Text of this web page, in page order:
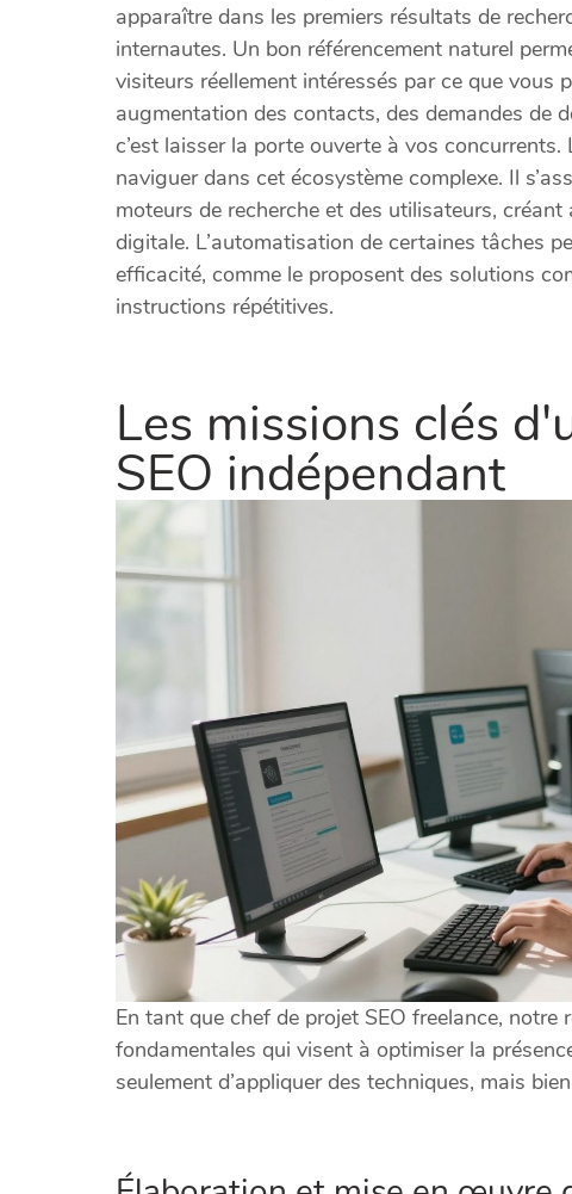
apparaître dans les premiers résultats de
internautes. Un bon référencement naturel
visiteurs réellement intéressés par ce que vous
augmentation des contacts, des demandes de
c’est laisser la porte ouverte à vos
naviguer dans cet écosystème complexe. Il
moteurs de recherche et des utilisateurs,
digitale. L’automatisation de certaines tâches
efficacité, comme le proposent des solutions
instructions répétitives.
Les missions clés
SEO indépendant
En tant que chef de projet SEO freelance,
fondamentales qui visent à optimiser la
seulement d’appliquer des techniques, mais